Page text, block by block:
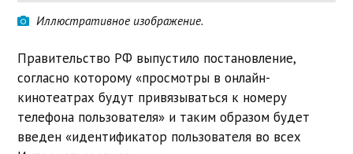
Иллюстративное изображение.
Правительство РФ выпустило постановление,
согласно которому «просмотры в онлайн-
кинотеатрах будут привязываться к номеру
телефона пользователя» и таким образом будет
введен «идентификатор пользователя во всех